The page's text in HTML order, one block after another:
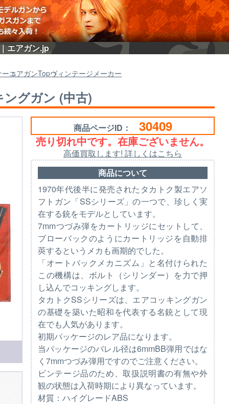
エアガン.jp
エアガンTopヴィンテージメーカー
グガン (中古)
商品ページID： 30409
売り切れ中です。在庫ございません。
高価買取します! 詳しくはこちら
商品について
1970年代後半に発売されたタカトク製エアソ
フトガン「SSシリーズ」の一つで、珍しく実
在する銃をモデルとしています。
7mmつづみ弾をカートリッジにセットして、
ブローバックのようにカートリッジを自動排
莢するというメカも画期的でした。
「オートバックメカニズム」と名付けられた
この機構は、ボルト（シリンダー）を力で押
し込んでコッキングします。
タカトクSSシリーズは、エアコッキングガン
の基礎を築いた昭和を代表する名銃として現
在でも人気があります。
初期パッケージのレア品になります。
当パッケージのバレル径は6mmBB弾用ではな
く7mmつづみ弾用ですのでご注意ください。
ビンテージ品のため、取扱説明書の有無や外
観の状態は入荷時期により異なっています。
材質：ハイグレードABS